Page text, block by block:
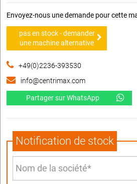
Envoyez-nous une demande pour cette
pas en stock - demander
une machine alternative
+49(0)2236-393530
info@centrimax.com
Partager sur WhatsApp
Notification de stock